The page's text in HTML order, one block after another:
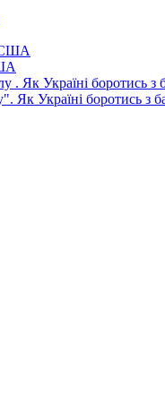
Як Україні боротись з